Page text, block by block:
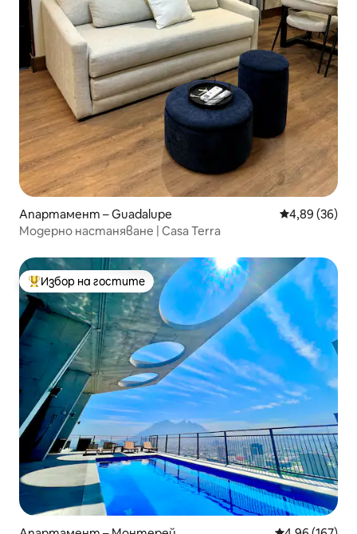
Апартамент – Guadalupe Средна
4,89 (36)
Модерно настаняване | Casa Terra
Най-популярен избор на гостите
Избор на гостите